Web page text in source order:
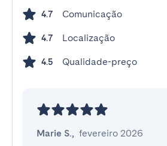
4.7 Comunicação
4.7 Localização
4.5 Qualidade-preço
Marie S., fevereiro 2026